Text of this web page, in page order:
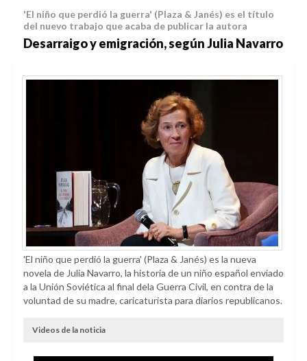
'El niño que perdió la guerra' (Plaza & Janés) es el título
del nuevo trabajo que acaba de publicar la autora
Desarraigo y emigración, según Julia Navarro
'El niño que perdió la guerra' (Plaza & Janés) es la nueva
novela de Julia Navarro, la historia de un niño español enviado
a la Unión Soviética al final dela Guerra Civil, en contra de la
voluntad de su madre, caricaturista para diarios republicanos.
Videos de la noticia